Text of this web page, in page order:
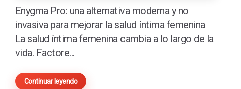
Enygma Pro: una alternativa moderna y no
invasiva para mejorar la salud íntima femenina
La salud íntima femenina cambia a lo largo de la
vida. Factore...
Continuar leyendo